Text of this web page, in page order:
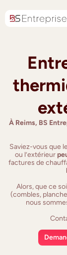
À Reims, BS
Saviez-vous que le
ou l’extérieur
factures de
Alors, que ce
(combles,
nous